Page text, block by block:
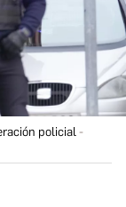
policial